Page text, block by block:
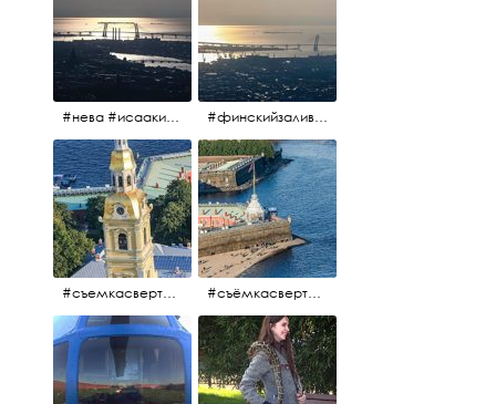
#нева #исаакий #исаакиевскийсобор #нева #васильевскийостров #адмиралтейскийрайон #финскийзалив #дворцовыймост #небонадпитером #осень2017 #финскийзалив #маркизовалужа #нева
#съемкасвертолета #вертолёт #съёмкасвертолёта #петропавловскаякрепость #заячийостров #санктпетербург #съёмкасвертолёта #питер #петропавловскаякрепость #нева #осень2017